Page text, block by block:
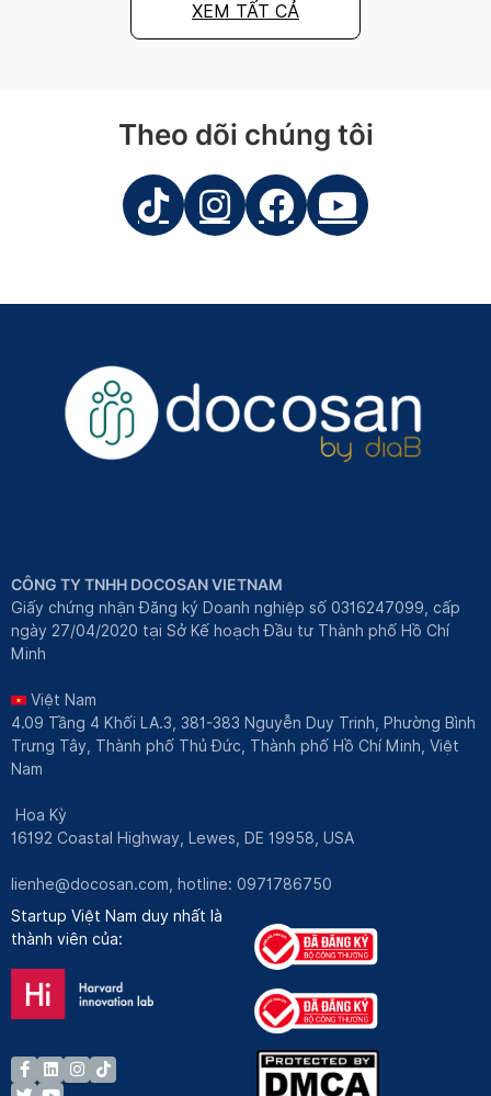
XEM TẤT CẢ
Theo dõi chúng tôi
CÔNG TY TNHH DOCOSAN VIETNAM
Giấy chứng nhận Đăng ký Doanh nghiệp số 0316247099, cấp
ngày 27/04/2020 tại Sở Kế hoạch Đầu tư Thành phố Hồ Chí
Minh
Việt Nam
4.09 Tầng 4 Khối LA.3, 381-383 Nguyễn Duy Trinh, Phường Bình
Trưng Tây, Thành phố Thủ Đức, Thành phố Hồ Chí Minh, Việt
Nam
Hoa Kỳ
16192 Coastal Highway, Lewes, DE 19958, USA
lienhe@docosan.com, hotline: 0971786750
Startup Việt Nam duy nhất là
thành viên của: